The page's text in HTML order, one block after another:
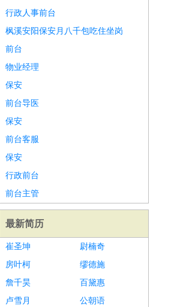
行政人事前台
枫溪安阳保安月八千包吃住坐岗
前台
物业经理
保安
前台导医
保安
前台客服
保安
行政前台
前台主管
最新简历
崔圣坤
尉楠奇
房叶柯
缪德施
詹千昊
百黛惠
卢雪月
公朝语